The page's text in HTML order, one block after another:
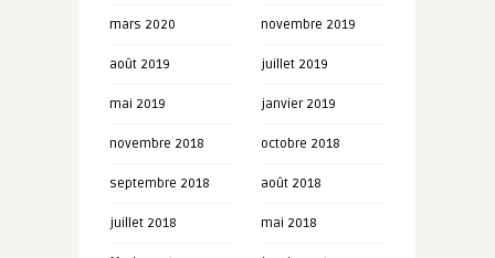
mars 2020 novembre 2019
août 2019 juillet 2019
mai 2019 janvier 2019
novembre 2018 octobre 2018
septembre 2018 août 2018
juillet 2018 mai 2018